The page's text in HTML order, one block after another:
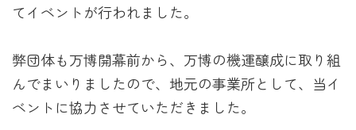
てイベントが行われました。
弊団体も万博開幕前から、万博の機運醸成に取り組
んでまいりましたので、地元の事業所として、当イ
ベントに協力させていただきました。